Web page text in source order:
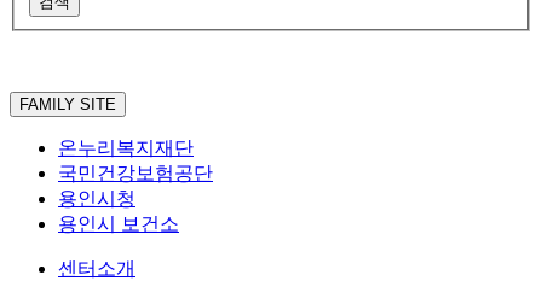
FAMILY SITE
온누리복지재단
국민건강보험공단
용인시청
용인시 보건소
센터소개